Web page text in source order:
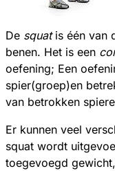
De squatis één van
benen. Het is een
oefening; Een
spier(groep)en
van betrokken
Er kunnen veel
squat wordt
toegevoegd